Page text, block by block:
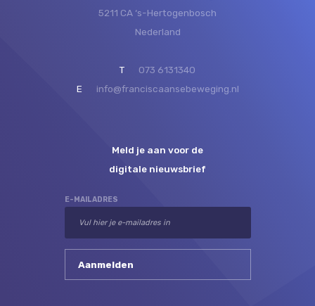
5211 CA ‘s-Hertogenbosch
Nederland
T
073 6131340
E
info@franciscaansebeweging.nl
Meld je aan voor de
digitale nieuwsbrief
E-MAILADRES